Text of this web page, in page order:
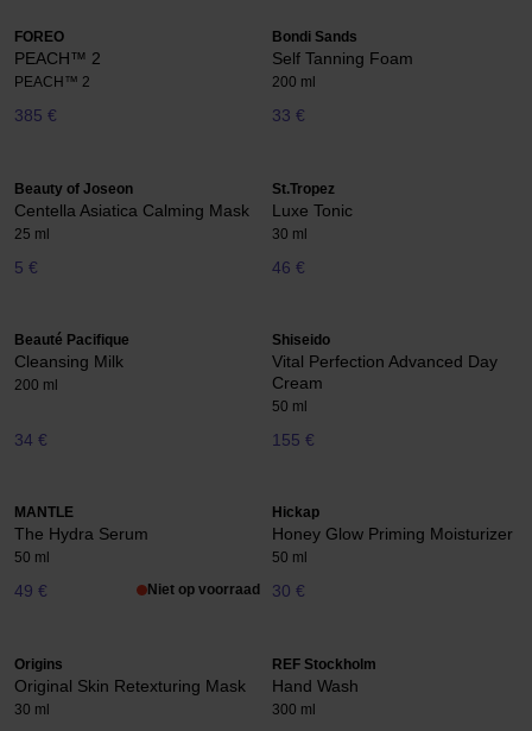
FOREO
PEACH™ 2
PEACH™ 2
385 €
Bondi Sands
Self Tanning Foam
200 ml
33 €
Beauty of Joseon
Centella Asiatica Calming Mask
25 ml
5 €
St.Tropez
Luxe Tonic
30 ml
46 €
Beauté Pacifique
Cleansing Milk
200 ml
34 €
Shiseido
Vital Perfection Advanced Day
Cream
50 ml
155 €
MANTLE
The Hydra Serum
50 ml
49 € Niet op voorraad
Hickap
Honey Glow Priming Moisturizer
50 ml
30 €
Origins
Original Skin Retexturing Mask
30 ml
REF Stockholm
Hand Wash
300 ml